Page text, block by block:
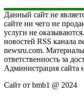
Данный сайт не
сайте ни чего не
услуги не
новостей RSS канала
newsru.com.
ответственность за
Администрация сайта
Сайт от bmb1 @ 2024